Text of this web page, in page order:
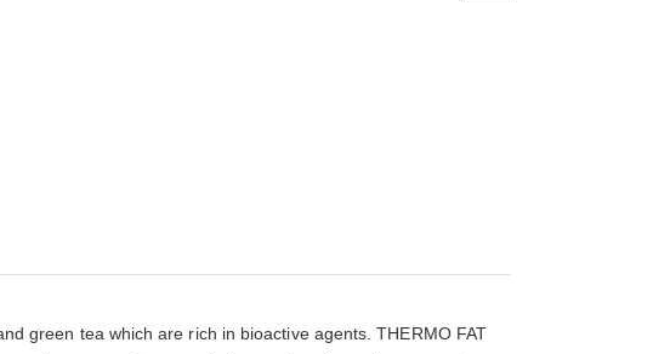
green tea which are rich in bioactive agents. THERMO FAT